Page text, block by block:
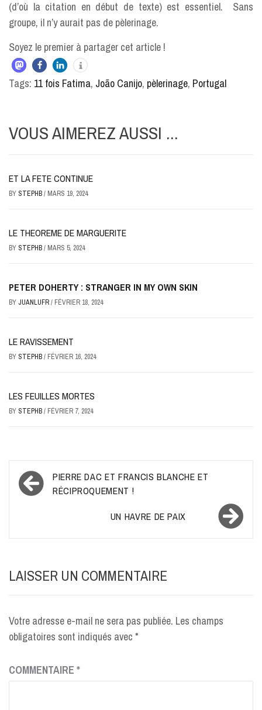
(d’où la citation en début de texte) est essentiel. Sans
groupe, il n’y aurait pas de pèlerinage.
Soyez le premier à partager cet article !
Tags: 11 fois Fatima, João Canijo, pèlerinage, Portugal
VOUS AIMEREZ AUSSI ...
ET LA FETE CONTINUE
BY STEPHB/ MARS 19, 2024
LE THEOREME DE MARGUERITE
BY STEPHB/ MARS 5, 2024
PETER DOHERTY : STRANGER IN MY OWN SKIN
BY JUANLUFR/ FÉVRIER 18, 2024
LE RAVISSEMENT
BY STEPHB/ FÉVRIER 16, 2024
LES FEUILLES MORTES
BY STEPHB/ FÉVRIER 7, 2024
Navigation
de
PIERRE DAC ET FRANCIS BLANCHE ET
RÉCIPROQUEMENT !
UN HAVRE DE PAIX
LAISSER UN COMMENTAIRE
Votre adresse e-mail ne sera pas publiée. Les champs
obligatoires sont indiqués avec *
COMMENTAIRE *